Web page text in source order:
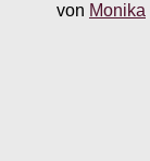
von Monika